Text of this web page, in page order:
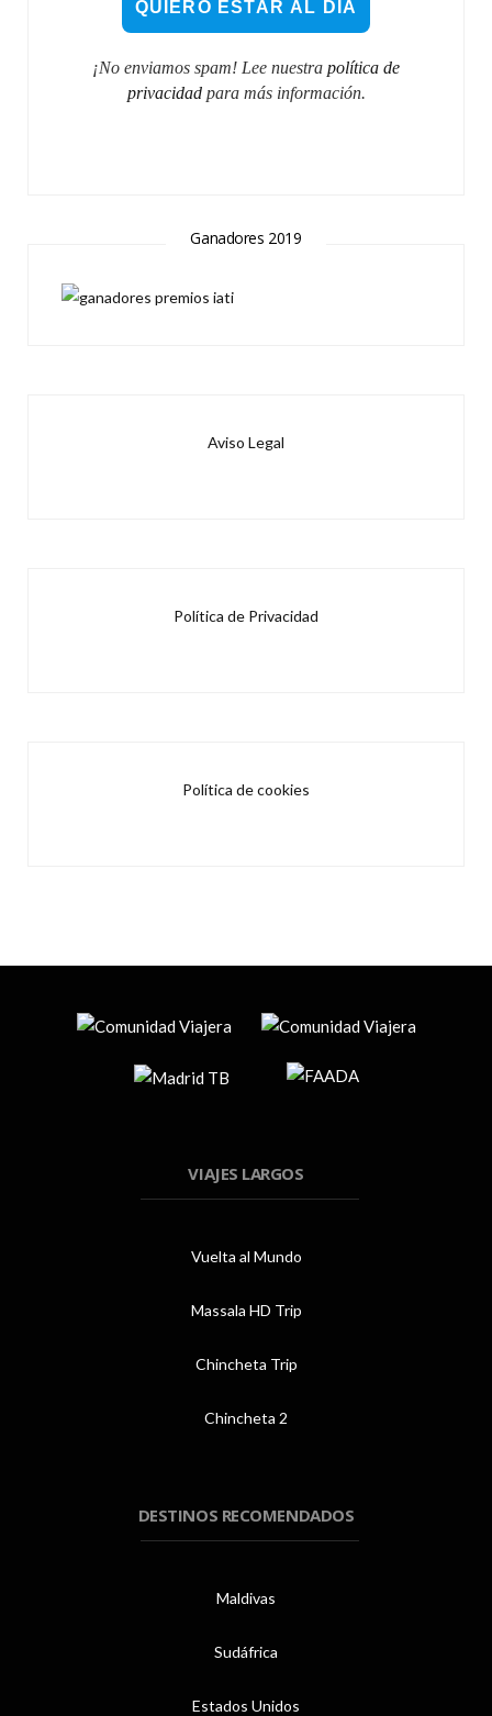
¡No enviamos spam! Lee nuestra política de
privacidadpara más información.
Ganadores 2019
Aviso Legal
Política de Privacidad
Política de cookies
VIAJES LARGOS
Vuelta al Mundo
Massala HD Trip
Chincheta Trip
Chincheta 2
DESTINOS RECOMENDADOS
Maldivas
Sudáfrica
Estados Unidos